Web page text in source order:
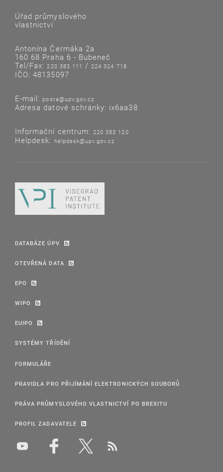
Úřad průmyslového
vlastnictví
Antonína Čermáka 2a
160 68 Praha 6 - Bubeneč
Tel/Fax:220 383 111 /224 324 718
IČO: 48135097
E-mail: posta@upv.gov.cz
Adresa datové schránky: ix6aa38
Informační centrum: 220 383 120
Helpdesk: helpdesk@upv.gov.cz
DATABÁZE ÚPV
OTEVŘENÁ DATA
EPO
WIPO
EUIPO
SYSTÉMY TŘÍDĚNÍ
FORMULÁŘE
PRAVIDLA PRO PŘIJÍMÁNÍ ELEKTRONICKÝCH SOUBORŮ
PRÁVA PRŮMYSLOVÉHO VLASTNICTVÍ PO BREXITU
PROFIL ZADAVATELE